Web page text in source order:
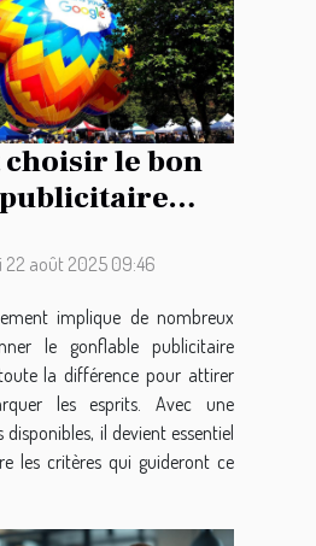
le bon
22 août 2025 09:46
implique de nombreux
le gonflable publicitaire
la différence pour attirer
les esprits. Avec une
il devient essentiel
les critères qui guideront ce